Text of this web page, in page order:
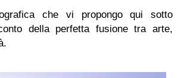
che vi propongo qui sotto
della perfetta fusione tra arte,